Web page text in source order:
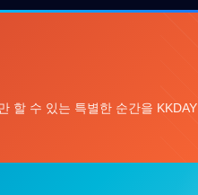
수 있는 특별한 순간을 KKDAY